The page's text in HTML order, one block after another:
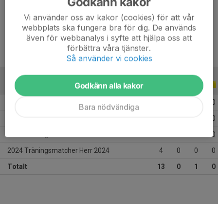
-
Ålder
19 år
A-LAGSSERIER ALLA ÅR
2025 Div 3 Norra Norrland, herr 0
0
0
2024 Träningsmatcher Herr 2024 4 0 0 0
Totalt 13 0 1 0
Vi använder oss av kakor (cookies) för att vår
webbplats ska fungera bra för dig. De används
även för webbanalys i syfte att hjälpa oss att
förbättra våra tjänster.
Så använder vi cookies
Godkänn alla kakor
Bara nödvändiga